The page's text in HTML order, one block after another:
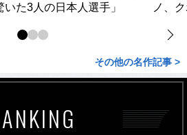
た3人の日本人選手」
ノ、
その他の名作記事 >